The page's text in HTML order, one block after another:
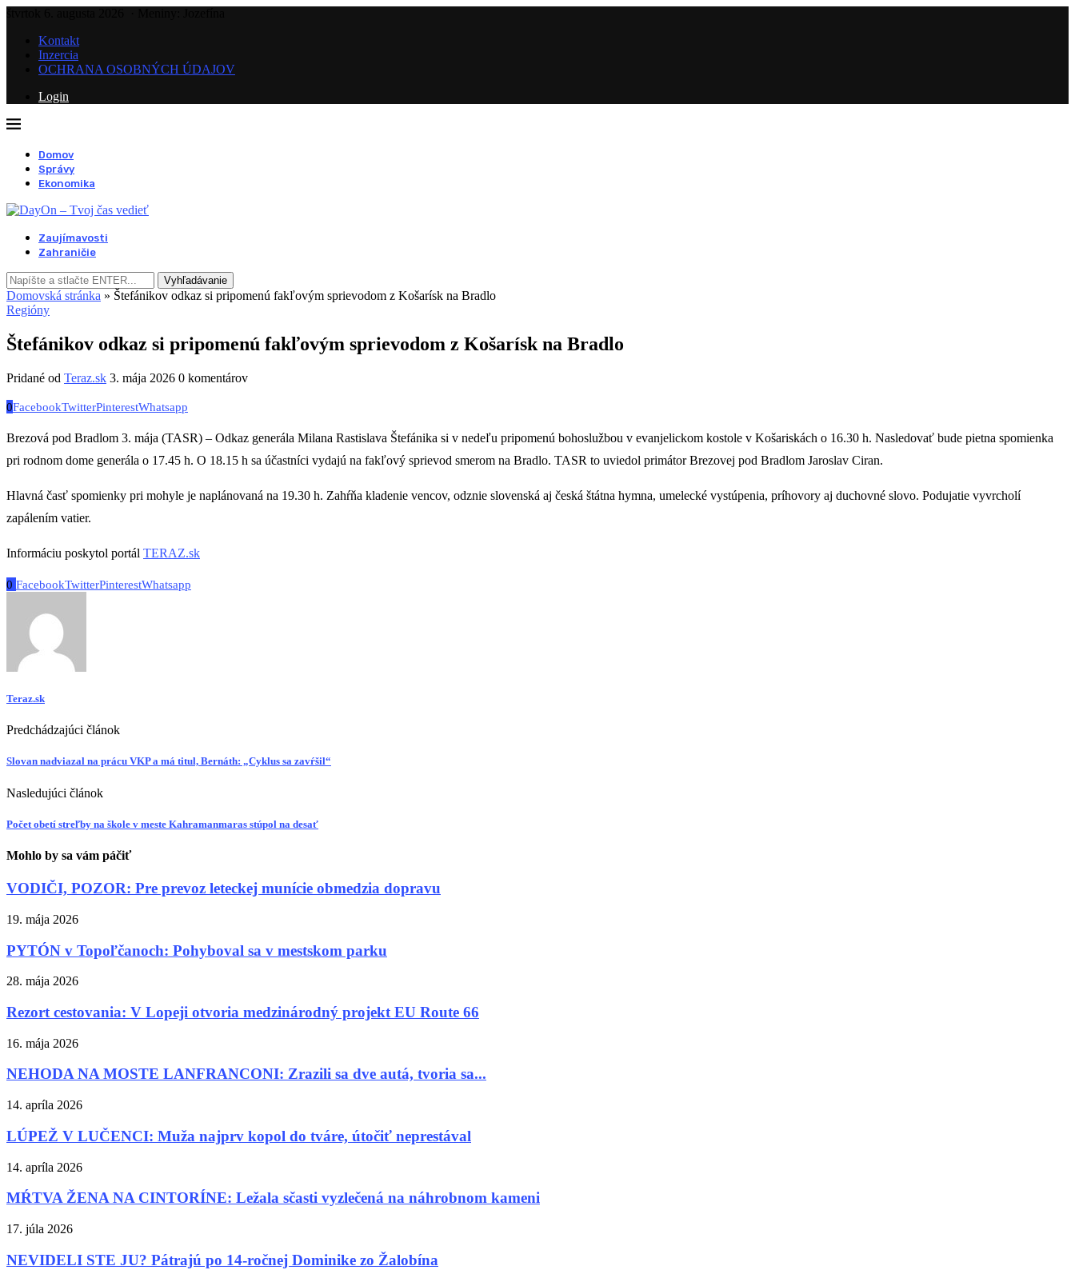
Kontakt
Inzercia
OCHRANA OSOBNÝCH ÚDAJOV
Login
Domov
Správy
Ekonomika
Zaujímavosti
Zahraničie
Vyhľadávanie
Domovská stránka » Štefánikov odkaz si pripomenú fakľovým sprievodom z Košarísk na Bradlo
Regióny
Štefánikov odkaz si pripomenú fakľovým sprievodom z Košarísk na Bradlo
Pridané od Teraz.sk 3. mája 2026 0 komentárov
0FacebookTwitterPinterestWhatsapp
Brezová pod Bradlom 3. mája (TASR) – Odkaz generála Milana Rastislava Štefánika si v nedeľu pripomenú bohoslužbou v evanjelickom kostole v Košariskách o 16.30 h. Nasledovať bude pietna spomienka
pri rodnom dome generála o 17.45 h. O 18.15 h sa účastníci vydajú na fakľový sprievod smerom na Bradlo. TASR to uviedol primátor Brezovej pod Bradlom Jaroslav Ciran.
Hlavná časť spomienky pri mohyle je naplánovaná na 19.30 h. Zahŕňa kladenie vencov, odznie slovenská aj česká štátna hymna, umelecké vystúpenia, príhovory aj duchovné slovo. Podujatie vyvrcholí
zapálením vatier.
Informáciu poskytol portál TERAZ.sk
0 FacebookTwitterPinterestWhatsapp
Teraz.sk
Predchádzajúci článok
Slovan nadviazal na prácu VKP a má titul, Bernáth: „Cyklus sa zavŕšil“
Nasledujúci článok
Počet obetí streľby na škole v meste Kahramanmaras stúpol na desať
Mohlo by sa vám páčiť
VODIČI, POZOR: Pre prevoz leteckej munície obmedzia dopravu
19. mája 2026
PYTÓN v Topoľčanoch: Pohyboval sa v mestskom parku
28. mája 2026
Rezort cestovania: V Lopeji otvoria medzinárodný projekt EU Route 66
16. mája 2026
NEHODA NA MOSTE LANFRANCONI: Zrazili sa dve autá, tvoria sa...
14. apríla 2026
LÚPEŽ V LUČENCI: Muža najprv kopol do tváre, útočiť neprestával
14. apríla 2026
MŔTVA ŽENA NA CINTORÍNE: Ležala sčasti vyzlečená na náhrobnom kameni
17. júla 2026
NEVIDELI STE JU? Pátrajú po 14-ročnej Dominike zo Žalobína